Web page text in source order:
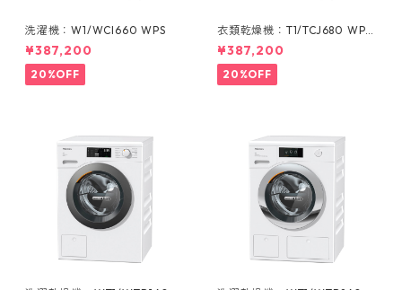
洗濯機：W1/WCI660 WPS
¥387,200
20%OFF
衣類乾燥機：T1/TCJ680 WP
(ヒートポンプ式 9 kg)
¥387,200
20%OFF